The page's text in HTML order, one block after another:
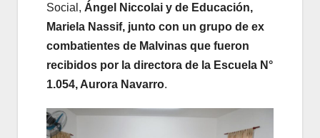
Social, Ángel Niccolai y de Educación,
Mariela Nassif, junto con un grupo de ex
combatientes de Malvinas que fueron
recibidos por la directora de la Escuela N°
1.054, Aurora Navarro.